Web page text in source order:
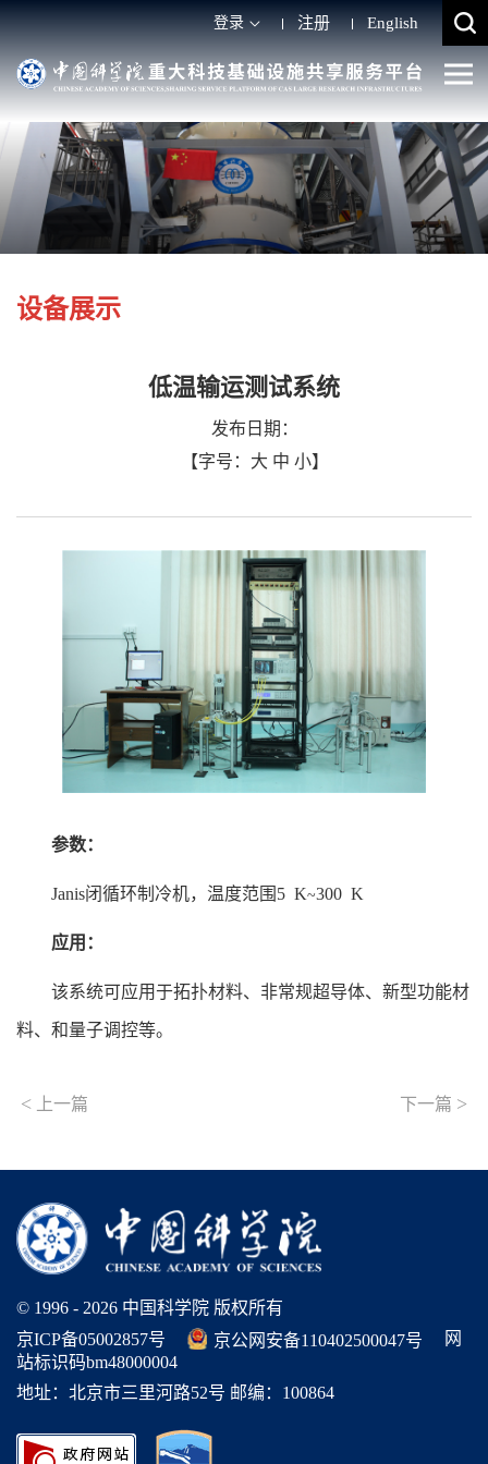
登录 注册 English
设备展示
低温输运测试系统
发布日期：
【字号： 大 中 小】
参数：
Janis闭循环制冷机，温度范围5 K~300 K
应用：
该系统可应用于拓扑材料、非常规超导体、新型功能材
料、和量子调控等。
< 上一篇 下一篇 >
© 1996 - 2026 中国科学院 版权所有
京ICP备05002857号
京公网安备110402500047号
网
站标识码bm48000004
地址：北京市三里河路52号 邮编：100864